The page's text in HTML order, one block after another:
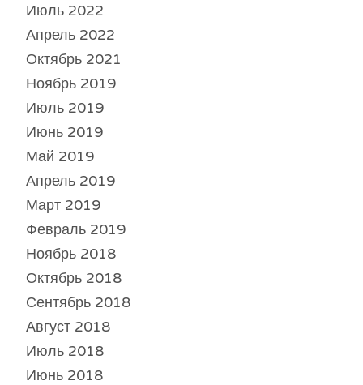
Июль 2022
Апрель 2022
Октябрь 2021
Ноябрь 2019
Июль 2019
Июнь 2019
Май 2019
Апрель 2019
Март 2019
Февраль 2019
Ноябрь 2018
Октябрь 2018
Сентябрь 2018
Август 2018
Июль 2018
Июнь 2018